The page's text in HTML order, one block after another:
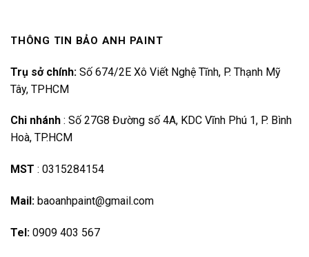
THÔNG TIN BẢO ANH PAINT
Trụ sở chính: Số 674/2E Xô Viết Nghệ Tĩnh, P. Thạnh Mỹ
Tây, TPHCM
Chi nhánh : Số 27G8 Đường số 4A, KDC Vĩnh Phú 1, P. Bình
Hoà, TP.HCM
MST : 0315284154
Mail: baoanhpaint@gmail.com
Tel: 0909 403 567